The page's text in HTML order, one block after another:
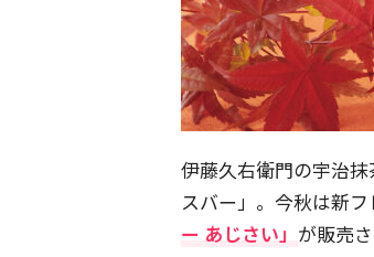
伊藤久右衛門の宇治
スバー」。今秋は新
ー あじさい」 が販売